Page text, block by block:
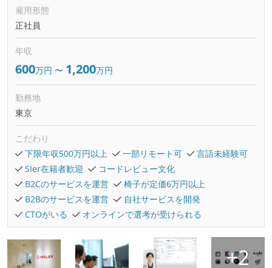
雇用形態
正社員
年収
600万円 〜 1,200万円
勤務地
東京
こだわり
下限年収500万円以上
一部リモート可
言語未経験可
SIer在籍者歓迎
コードレビュー文化
B2Cのサービスを運営
椅子が定価6万円以上
B2Bのサービスを運営
自社サービスを開発
CTOがいる
オンラインで選考が受けられる